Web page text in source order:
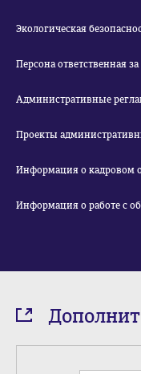
Экологическая
Персона ответственная
Административные
Проекты
Информация о кадровом
Информация о работе с